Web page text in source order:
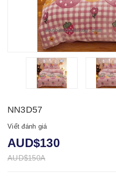
NN3D57
Viết đánh giá
AUD$130
AUD$150A